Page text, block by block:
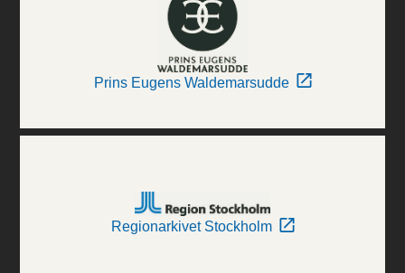
Prins Eugens Waldemarsudde
Regionarkivet Stockholm